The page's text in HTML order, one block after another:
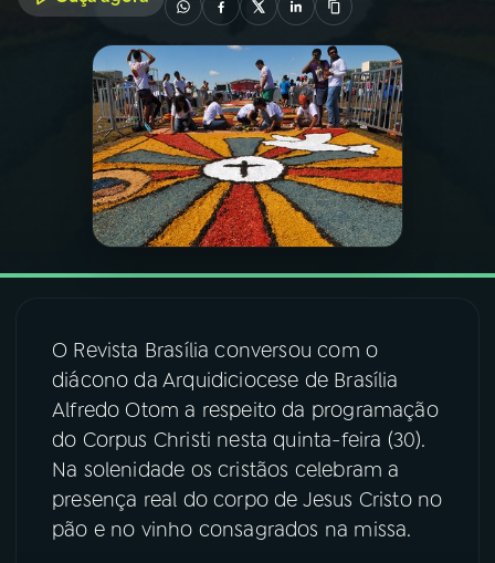
PROGRAMAS
PODCASTS
VIDEOCASTS
08 FESTIVAL DE MÚSICA
ACOMPANHE A RÁDIO NACIONAL
YouTube Facebook
Instagram X
O Revista Brasília conversou com o
diácono da Arquidiciocese de Brasília
Alfredo Otom a respeito da programação
do Corpus Christi nesta quinta-feira (30).
Na solenidade os cristãos celebram a
presença real do corpo de Jesus Cristo no
pão e no vinho consagrados na missa.